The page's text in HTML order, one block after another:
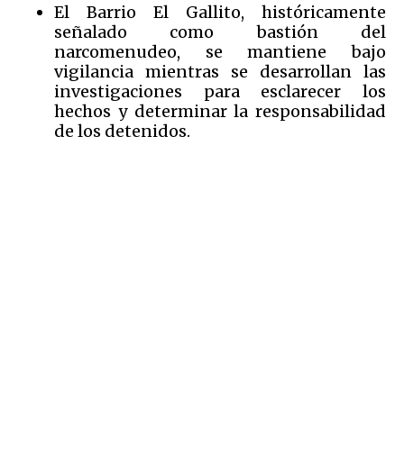
El Barrio El Gallito, históricamente
señalado como bastión del
narcomenudeo, se mantiene bajo
vigilancia mientras se desarrollan las
investigaciones para esclarecer los
hechos y determinar la responsabilidad
de los detenidos.